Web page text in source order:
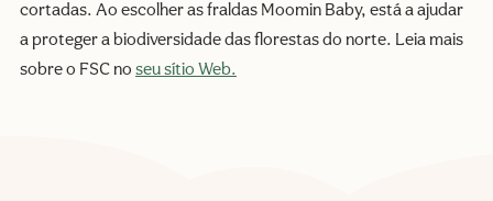
cortadas. Ao escolher as fraldas Moomin Baby, está a ajudar
a proteger a biodiversidade das florestas do norte. Leia mais
sobre o FSC no seu sítio Web.